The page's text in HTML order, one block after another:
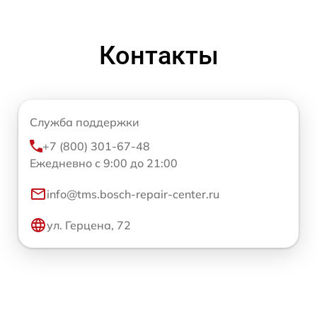
Контакты
Служба поддержки
+7 (800) 301-67-48
Ежедневно с 9:00 до 21:00
info@tms.bosch-repair-center.ru
ул. Герцена, 72